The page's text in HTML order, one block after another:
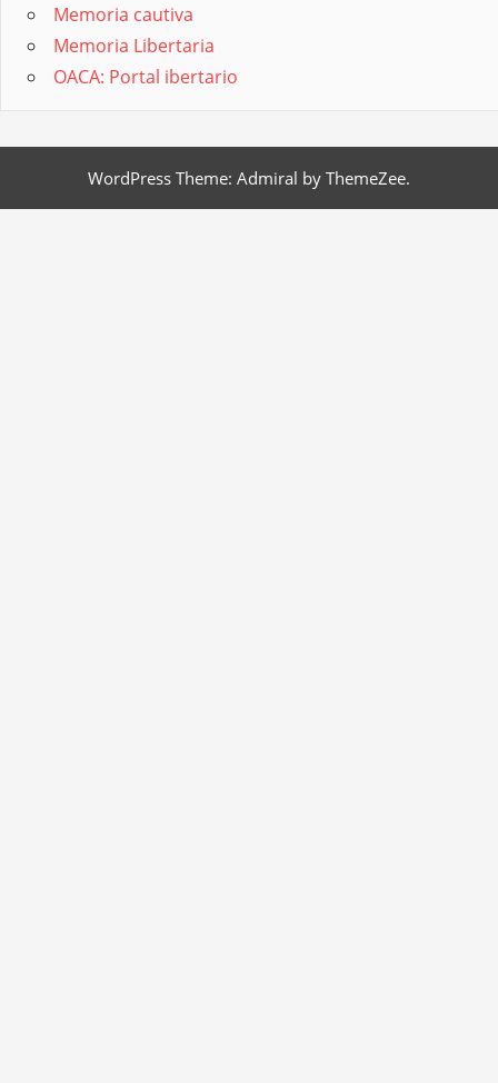
Memoria cautiva
Memoria Libertaria
OACA: Portal ibertario
WordPress Theme: Admiral by ThemeZee.